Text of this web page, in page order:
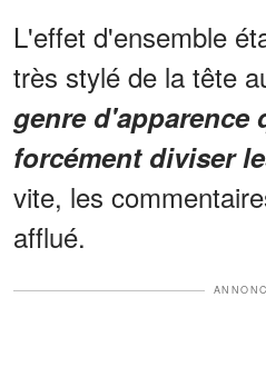
L'effet d'ensemble
très stylé de la tête
genre d'apparence
forcément diviser
vite, les
afflué.